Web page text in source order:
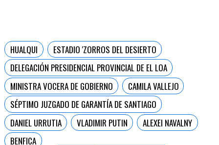
HUALQUI
ESTADIO 'ZORROS DEL DESIERTO
DELEGACIÓN PRESIDENCIAL PROVINCIAL DE EL LOA
MINISTRA VOCERA DE GOBIERNO
CAMILA VALLEJO
SÉPTIMO JUZGADO DE GARANTÍA DE SANTIAGO
DANIEL URRUTIA
VLADIMIR PUTIN
ALEXEI NAVALNY
BENFICA